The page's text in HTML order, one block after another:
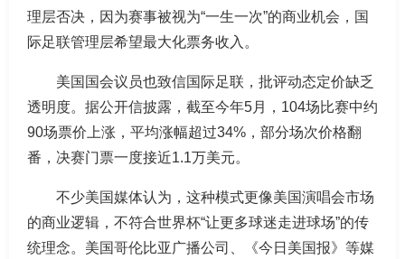
理层否决，因为赛事被视为“一生一次”的商业机会，国
际足联管理层希望最大化票务收入。
美国国会议员也致信国际足联，批评动态定价缺乏
透明度。据公开信披露，截至今年5月，104场比赛中约
90场票价上涨，平均涨幅超过34%，部分场次价格翻
番，决赛门票一度接近1.1万美元。
不少美国媒体认为，这种模式更像美国演唱会市场
的商业逻辑，不符合世界杯“让更多球迷走进球场”的传
统理念。美国哥伦比亚广播公司、《今日美国报》等媒